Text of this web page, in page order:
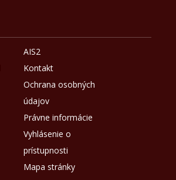
AIS2
Kontakt
Ochrana osobných
údajov
Právne informácie
Vyhlásenie o
prístupnosti
Mapa stránky